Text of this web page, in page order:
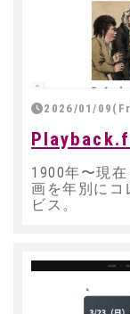
2026/01/
1900年〜現
画を年別にコ
ビス。